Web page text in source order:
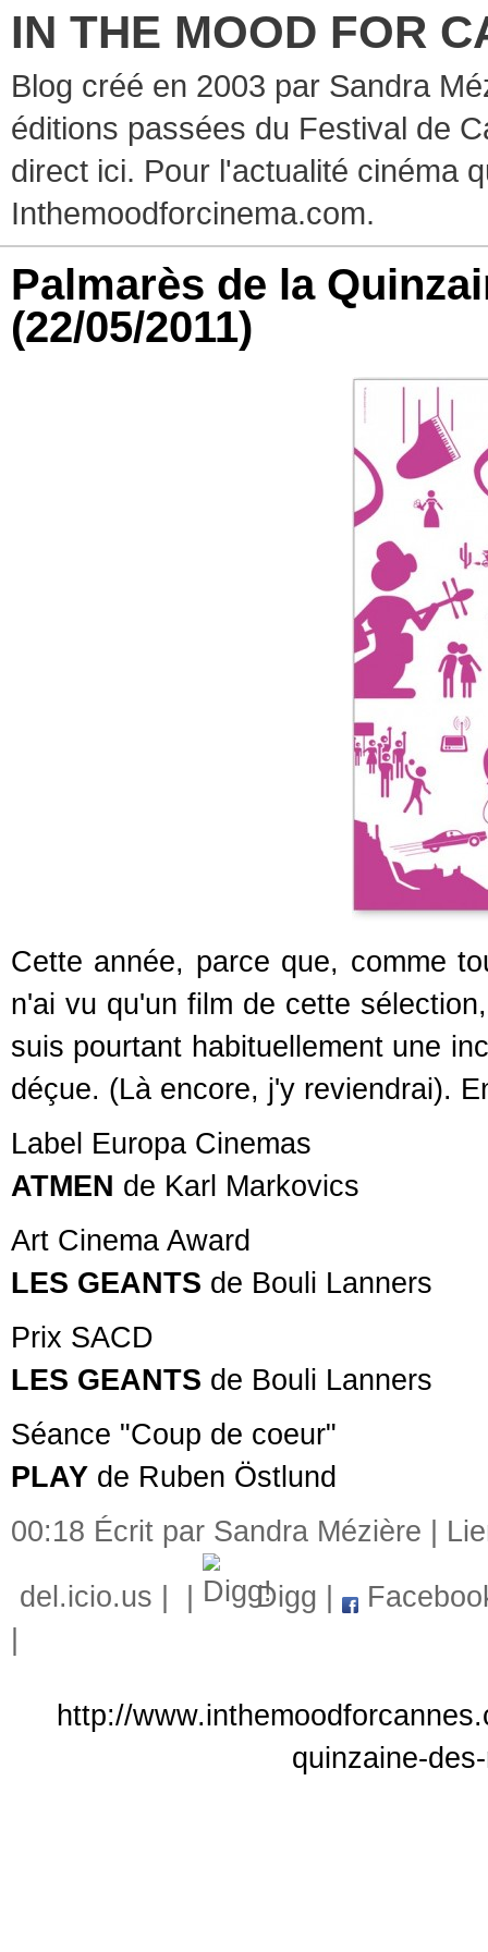
IN THE MOOD FOR
Blog créé en 2003 par Sandra
éditions passées du Festival de
direct ici. Pour l'actualité cinéma
Inthemoodforcinema.com.
Palmarès de la
(22/05/2011)
Cette année, parce que, comme
n'ai vu qu'un film de cette
suis pourtant habituellement une
déçue. (Là encore, j'y reviendrai).
Label Europa Cinemas
ATMEN de Karl Markovics
Art Cinema Award
LES GEANTS de Bouli Lanners
Prix SACD
LES GEANTS de Bouli Lanners
Séance "Coup de coeur"
PLAY de Ruben Östlund
00:18 Écrit par Sandra Mézière |
del.icio.us
Digg
http://
quinzaine-